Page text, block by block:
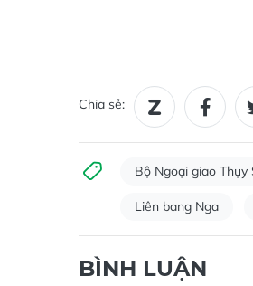
Chia sẻ:
Bộ Ngoại giao Thụy
Liên bang Nga
BÌNH LUẬN